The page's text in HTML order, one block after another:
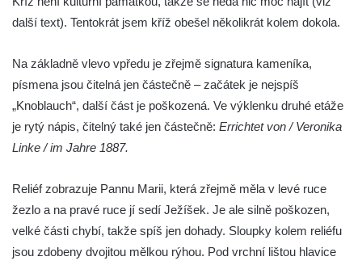
Kříž poblíž domu čp. 169 v Plavu
Boží muka v Plavu
Kříž u Obrázku severovýchodně od
Kříž na rozcestí u domu čp. 283 v Dolním
Görnerův kříž u silnice č. 264 v Dolním
Podluží
Kříž u domu čp. 155 v Chřibské
Údajný kříž u domu čp. 283 ve Chřibské
další text). Tentokrát jsem kříž obešel několikrát kolem dokola.
Na základně vlevo vpředu je zřejmě signatura kameníka,
písmena jsou čitelná jen částečně – začátek je nejspíš
„Knoblauch“, další část je poškozená. Ve výklenku druhé etáže
je rytý nápis, čitelný také jen částečně: Errichtet von / Veronika
Linke / im Jahre 1887.
Reliéf zobrazuje Pannu Marii, která zřejmě měla v levé ruce
žezlo a na pravé ruce jí sedí Ježíšek. Je ale silně poškozen,
velké části chybí, takže spíš jen dohady. Sloupky kolem reliéfu
jsou zdobeny dvojitou mělkou rýhou. Pod vrchní lištou hlavice